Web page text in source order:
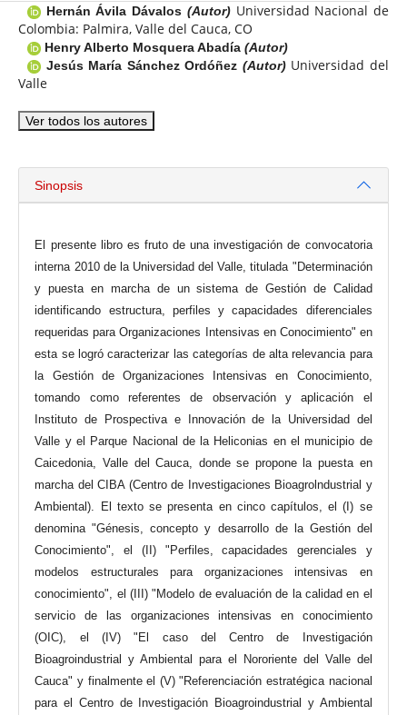
Hernán Ávila Dávalos (Autor) Universidad Nacional de
Colombia: Palmira, Valle del Cauca, CO
Henry Alberto Mosquera Abadía (Autor)
Jesús María Sánchez Ordóñez (Autor) Universidad del
Valle
Ver todos los autores
Sinopsis
El presente libro es fruto de una investigación de convocatoria
interna 2010 de la Universidad del Valle, titulada "Determinación
y puesta en marcha de un sistema de Gestión de Calidad
identificando estructura, perfiles y capacidades diferenciales
requeridas para Organizaciones Intensivas en Conocimiento" en
esta se logró caracterizar las categorías de alta relevancia para
la Gestión de Organizaciones Intensivas en Conocimiento,
tomando como referentes de observación y aplicación el
Instituto de Prospectiva e Innovación de la Universidad del
Valle y el Parque Nacional de la Heliconias en el municipio de
Caicedonia, Valle del Cauca, donde se propone la puesta en
marcha del CIBA (Centro de Investigaciones Bioagrolndustrial y
Ambiental). El texto se presenta en cinco capítulos, el (I) se
denomina "Génesis, concepto y desarrollo de la Gestión del
Conocimiento", el (II) "Perfiles, capacidades gerenciales y
modelos estructurales para organizaciones intensivas en
conocimiento", el (III) "Modelo de evaluación de la calidad en el
servicio de las organizaciones intensivas en conocimiento
(OIC), el (IV) "El caso del Centro de Investigación
Bioagroindustrial y Ambiental para el Nororiente del Valle del
Cauca" y finalmente el (V) "Referenciación estratégica nacional
para el Centro de Investigación Bioagroindustrial y Ambiental